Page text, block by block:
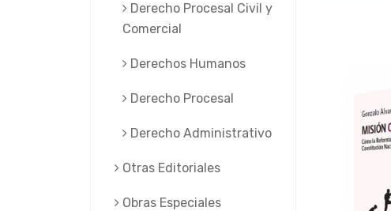
Derecho Procesal Civil y
Comercial
Derechos Humanos
Derecho Procesal
Derecho Administrativo
Otras Editoriales
Obras Especiales